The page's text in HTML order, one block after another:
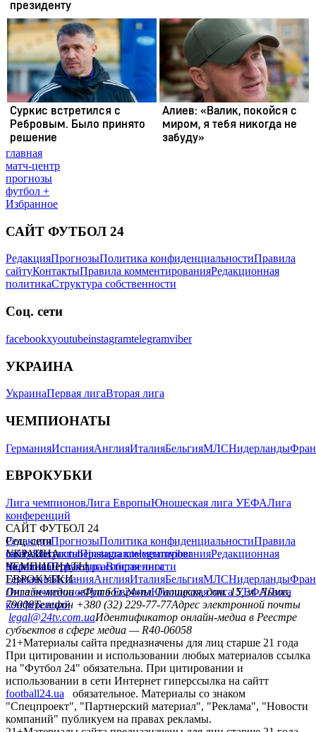
главная
матч-центр
прогнозы
футбол +
Избранное
САЙТ ФУТБОЛ 24
РедакцияПрогнозыПолитика конфиденциальностиПравила
сайтуКонтактыПравила комментированияРедакционная
политикаСтруктура собственности
Соц. сети
facebookxyoutubeinstagramtelegramviber
УКРАИНА
УкраинаПервая лигаВторая лига
ЧЕМПИОНАТЫ
ГерманияИспанияАнглияИталияБельгияМЛСНидерланды
ЕВРОКУБКИ
Лига чемпионовЛига ЕвропыЮношеская лига УЕФАЛига
конференций
САЙТ ФУТБОЛ 24
РедакцияПрогнозыПолитика конфиденциальностиПравила
сайтуКонтактыПравила комментированияРедакционная
политикаСтруктура собственности
Соц. сети
facebookxyoutubeinstagramtelegramviber
УКРАИНА
УкраинаПервая лигаВторая лига
ЧЕМПИОНАТЫ
ГерманияИспанияАнглияИталияБельгияМЛСНидерланды
ЕВРОКУБКИ
Лига чемпионовЛига ЕвропыЮношеская лига УЕФАЛига
конференций
Онлайн-медиа «Футбол 24»пл. Галицкая, дом. 15, м. Львов,
79008Телефон +380 (32) 229-77-77Адрес электронной почты
legal@24tv.com.uaИдентификатор онлайн-медиа в Реестре
субъектов в сфере медиа — R40-06058
21+Материалы сайта предназначены для лиц старше 21 года
При цитировании и использовании любых материалов ссылка
на "Футбол 24" обязательна. При цитировании и
использовании в сети Интернет гиперссылка на сайтт
football24.ua
обязательное. Материалы со знаком
"Спецпроект", "Партнерский материал", "Реклама", "Новости
компаний" публикуем на правах рекламы.